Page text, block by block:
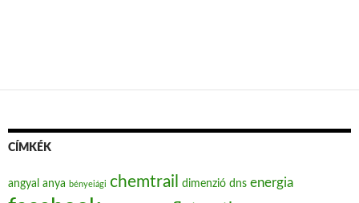
CÍMKÉK
angyal anya bényeiági chemtrail dimenzió dns energia